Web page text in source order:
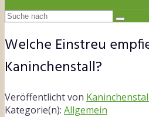
Welche Einstreu
Kaninchenstall?
Veröffentlicht von
Kategorie(n): Allgemein